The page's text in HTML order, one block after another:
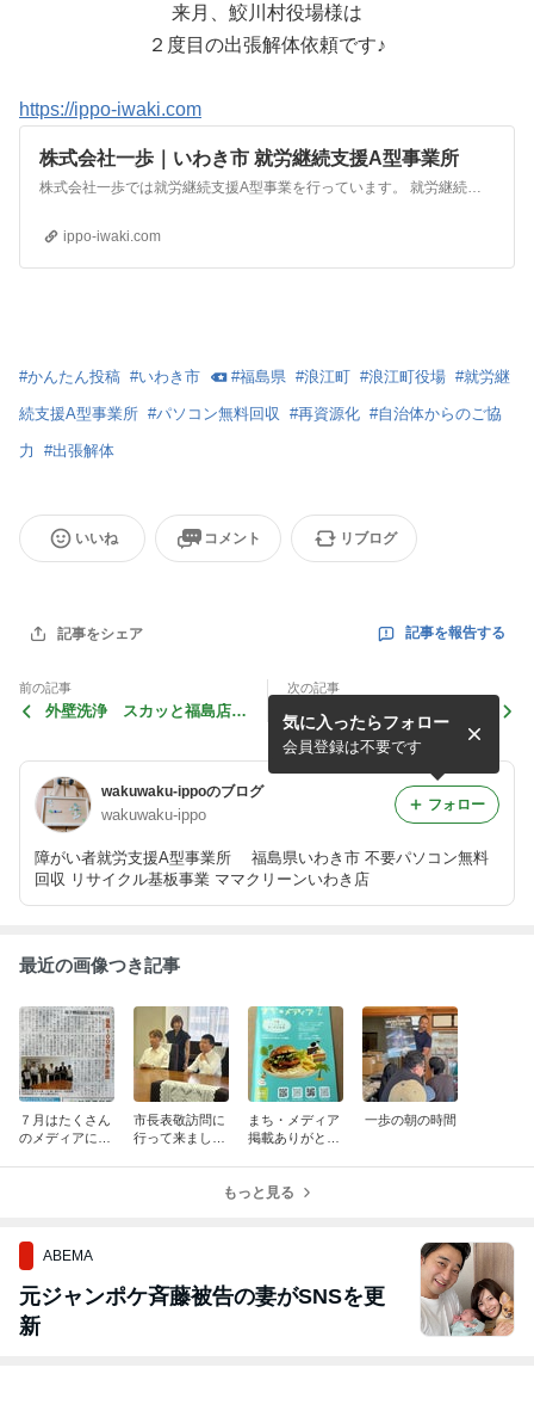
来月、鮫川村役場様は
２度目の出張解体依頼です♪
https://ippo-iwaki.com
株式会社一歩｜いわき市 就労継続支援A型事業所
株式会社一歩では就労継続支援A型事業を行っています。 就労継続支援A型事業は、一般企業への就労が困難な方が、施設内外のお仕事を通じて徐々にステップアップしながら就労し、一般就労を目指していく福祉サービス事業です。将来的に自立した生活を送りたい、お仕事を継続していきたいなど、利用者の皆様のお気持ちを支援します。
ippo-iwaki.com
#かんたん投稿 #いわき市 #福島県 #浪江町 #浪江町役場 #就労継
続支援A型事業所 #パソコン無料回収 #再資源化 #自治体からのご協
力 #出張解体
いいね コメント リブログ
記事をシェア 記事を報告する
前の記事
外壁洗浄 スカッと福島店
次の記事
浪江町役場様 ３日間 出張
解体 ２７０台回収
wakuwaku-ippoのブログ
wakuwaku-ippo
障がい者就労支援A型事業所 福島県いわき市 不要パソコン無料
回収 リサイクル基板事業 ママクリーンいわき店
気に入ったらフォロー
会員登録は不要です
フォロー
最近の画像つき記事
７月はたくさん
のメディアに紹
市長表敬訪問に
行って来ました
まち・メディア
掲載ありがとう
一歩の朝の時間
もっと見る
ABEMA
元ジャンポケ斉藤被告の妻がSNSを更
新